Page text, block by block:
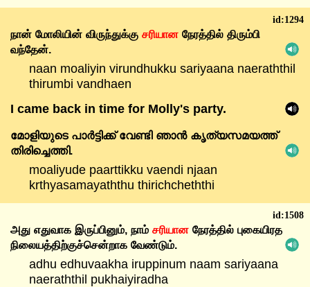
id:1294
நான் மோலியின் விருந்துக்கு சரியான நேரத்தில் திரும்பி
வந்தேன்.
naan moaliyin virundhukku sariyaana naeraththil
thirumbi vandhaen
I came back in time for Molly's party.
മോളിയുടെ പാർട്ടിക്ക് വേണ്ടി ഞാൻ കൃത്യസമയത്ത്
തിരിച്ചെത്തി.
moaliyude paarttikku vaendi njaan
krthyasamayaththu thirichcheththi
id:1508
அது எதுவாக இருப்பினும், நாம் சரியான நேரத்தில் புகையிரத
நிலையத்திற்குச்சென்றாக வேண்டும்.
adhu edhuvaakha iruppinum naam sariyaana
naeraththil pukhaiyiradha